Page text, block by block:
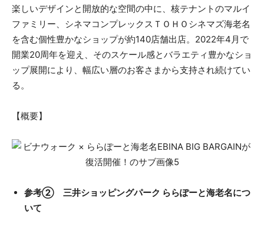
楽しいデザインと開放的な空間の中に、核テナントのマルイ
ファミリー、シネマコンプレックスＴＯＨＯシネマズ海老名
を含む個性豊かなショップが約140店舗出店。2022年4月で
開業20周年を迎え、そのスケール感とバラエティ豊かなショ
ップ展開により、幅広い層のお客さまから支持され続けてい
る。
【概要】
参考② 三井ショッピングパーク ららぽーと海老名につ
いて